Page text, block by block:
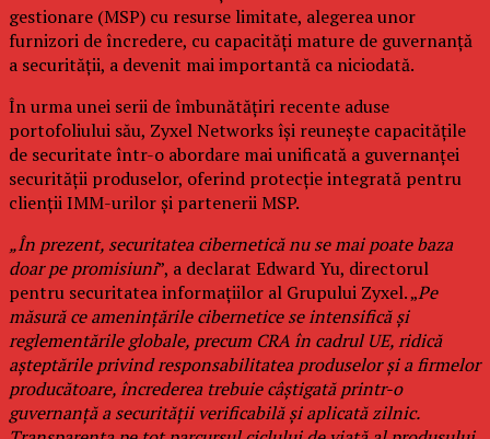
gestionare (MSP) cu resurse limitate, alegerea unor
furnizori de încredere, cu capacități mature de guvernanță
a securității, a devenit mai importantă ca niciodată.
În urma unei serii de îmbunătățiri recente aduse
portofoliului său, Zyxel Networks își reunește capacitățile
de securitate într-o abordare mai unificată a guvernanței
securității produselor, oferind protecție integrată pentru
clienții IMM-urilor și partenerii MSP.
„În prezent, securitatea cibernetică nu se mai poate baza
doar pe promisiuni”, a declarat Edward Yu, directorul
pentru securitatea informațiilor al Grupului Zyxel. „Pe
măsură ce amenințările cibernetice se intensifică și
reglementările globale, precum CRA în cadrul UE, ridică
așteptările privind responsabilitatea produselor și a firmelor
producătoare, încrederea trebuie câștigată printr-o
guvernanță a securității verificabilă și aplicată zilnic.